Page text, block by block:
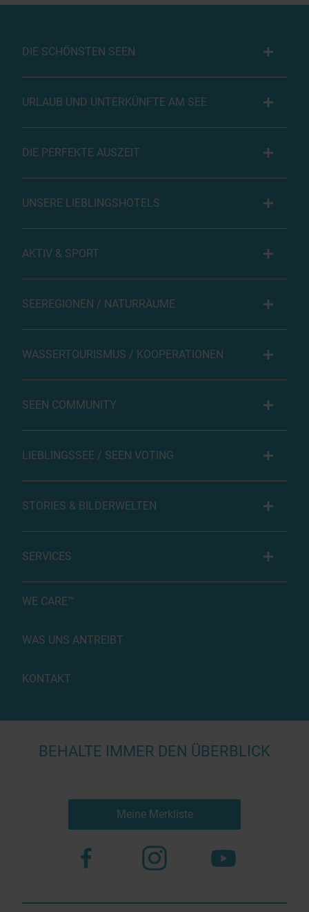
DIE SCHÖNSTEN SEEN
URLAUB UND UNTERKÜNFTE AM SEE
DIE PERFEKTE AUSZEIT
UNSERE LIEBLINGSHOTELS
AKTIV & SPORT
SEEREGIONEN / NATURRÄUME
WASSERTOURISMUS / KOOPERATIONEN
SEEN COMMUNITY
LIEBLINGSSEE / SEEN VOTING
STORIES & BILDERWELTEN
SERVICES
WE CARE™
WAS UNS ANTREIBT
KONTAKT
BEHALTE IMMER DEN ÜBERBLICK
Meine Merkliste